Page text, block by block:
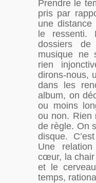
Prendre le
pris par
une
le ressenti.
dossiers
musique ne
rien
dirons-nous,
dans les
album, on
ou moins
ou non. Rien
de règle. On
disque.
Une
cœur, la chair
et le
temps,